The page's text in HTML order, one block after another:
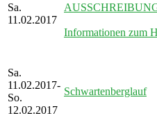
Sa.
11.02.2017
Informationen zum
Sa.
11.02.2017-
So.
12.02.2017
Schwartenberglauf